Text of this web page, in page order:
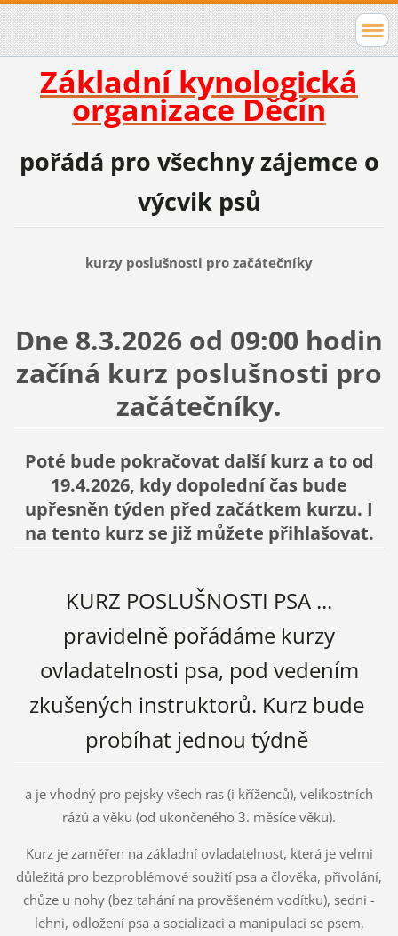
Základní kynologická
organizace Děčín
pořádá pro všechny zájemce o
výcvik psů
kurzy poslušnosti pro začátečníky
Dne 8.3.2026 od 09:00 hodin
začíná kurz poslušnosti pro
začátečníky.
Poté bude pokračovat další kurz a to od
19.4.2026, kdy dopolední čas bude
upřesněn týden před začátkem kurzu. I
na tento kurz se již můžete přihlašovat.
KURZ POSLUŠNOSTI PSA ...
pravidelně pořádáme kurzy
ovladatelnosti psa, pod vedením
zkušených instruktorů. Kurz bude
probíhat jednou týdně
a je vhodný pro pejsky všech ras (i kříženců), velikostních
rázů a věku (od ukončeného 3. měsíce věku).
Kurz je zaměřen na základní ovladatelnost, která je velmi
důležitá pro bezproblémové soužití psa a člověka, přivolání,
chůze u nohy (bez tahání na prověšeném vodítku), sedni -
lehni, odložení psa a socializaci a manipulaci se psem,